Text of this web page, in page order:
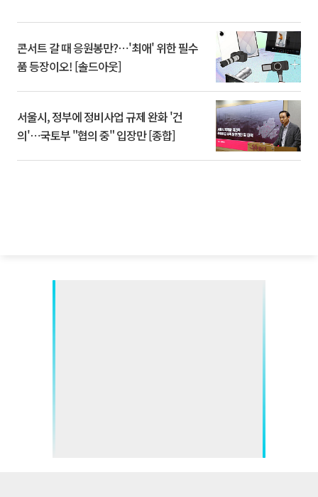
콘서트 갈 때 응원봉만?⋯'최애' 위한 필수
품 등장이오! [솔드아웃]
서울시, 정부에 정비사업 규제 완화 '건
의'⋯국토부 "협의 중" 입장만 [종합]